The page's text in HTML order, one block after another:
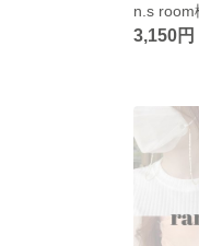
n.s room
3,150円